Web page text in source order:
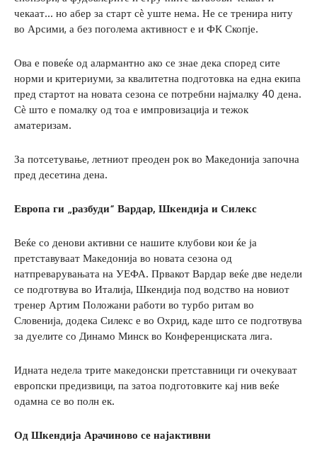
чекаат… но абер за старт сѐ уште нема. Не се тренира ниту
во Арсими, а без поголема активност е и ФК Скопје.
Ова е повеќе од алармантно ако се знае дека според сите
норми и критериуми, за квалитетна подготовка на една екипа
пред стартот на новата сезона се потребни најмалку 40 дена.
Сѐ што е помалку од тоа е импровизација и тежок
аматеризам.
За потсетување, летниот преоден рок во Македонија започна
пред десетина дена.
Европа ги „разбуди“ Вардар, Шкендија и Силекс
Веќе со денови активни се нашите клубови кои ќе ја
претставуваат Македонија во новата сезона од
натпреварувањата на УЕФА. Првакот Вардар веќе две недели
се подготвува во Италија, Шкендија под водство на новиот
тренер Артим Положани работи во турбо ритам во
Словенија, додека Силекс е во Охрид, каде што се подготвува
за дуелите со Динамо Минск во Конференциската лига.
Идната недела трите македонски претставници ги очекуваат
европски предизвици, па затоа подготовките кај нив веќе
одамна се во полн ек.
Од Шкендија Арачиново се најактивни